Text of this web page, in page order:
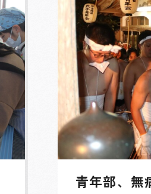
青年部、無